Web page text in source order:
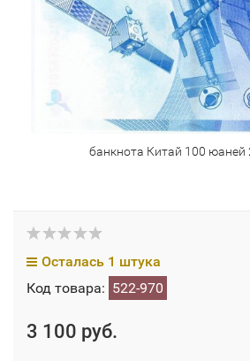
банкнота Китай 100 юаней
Осталась 1 штука
Код товара: 522-970
3 100 руб.